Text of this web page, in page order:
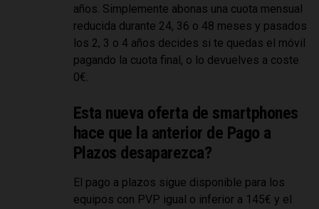
años. Simplemente abonas una cuota mensual
reducida durante 24, 36 o 48 meses y pasados
los 2, 3 o 4 años decides si te quedas el móvil
pagando la cuota final, o lo devuelves a coste
0€.
Esta nueva oferta de smartphones
hace que la anterior de Pago a
Plazos desaparezca?
El pago a plazos sigue disponible para los
equipos con PVP igual o inferior a 145€ y el